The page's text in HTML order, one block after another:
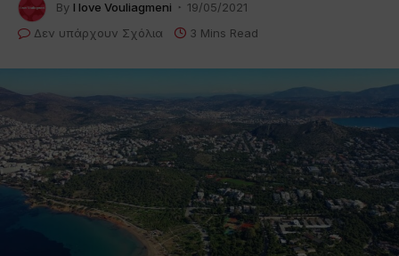
By I love Vouliagmeni
19/05/2021
Δεν υπάρχουν Σχόλια
3 Mins Read